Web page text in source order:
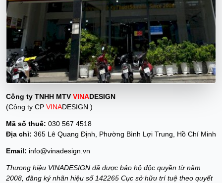
Công ty TNHH MTVVINADESIGN
(Công ty CP VINADESIGN )
Mã số thuế: 030 567 4518
Địa chỉ: 365 Lê Quang Định, Phường Bình Lợi Trung, Hồ Chí Minh
Email: info@vinadesign.vn
Thương hiệu VINADESIGN đã được bảo hộ độc quyền từ năm
2008, đăng ký nhãn hiệu số 142265 Cục sở hữu trí tuệ theo quyết